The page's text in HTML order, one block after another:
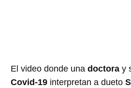
El video donde unadoctora y
Covid-19 interpretan a dueto